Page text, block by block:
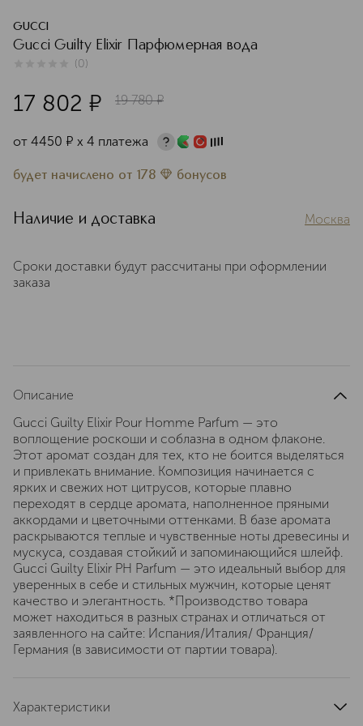
GUCCI
Gucci Guilty Elixir Парфюмерная вода
(0)
17 802 ¤ 19 780 ¤
от 4450 ¤ х 4 платежа
будет начислено от 178 бонусов
Наличие и доставка Москва
Сроки доставки будут рассчитаны при оформлении
заказа
Описание
Gucci Guilty Elixir Pour Homme Parfum — это
воплощение роскоши и соблазна в одном флаконе.
Этот аромат создан для тех, кто не боится выделяться
и привлекать внимание. Композиция начинается с
ярких и свежих нот цитрусов, которые плавно
переходят в сердце аромата, наполненное пряными
аккордами и цветочными оттенками. В базе аромата
раскрываются теплые и чувственные ноты древесины и
мускуса, создавая стойкий и запоминающийся шлейф.
Gucci Guilty Elixir PH Parfum — это идеальный выбор для
уверенных в себе и стильных мужчин, которые ценят
качество и элегантность. *Производство товара
может находиться в разных странах и отличаться от
заявленного на сайте: Испания/Италия/ Франция/
Германия (в зависимости от партии товара).
Характеристики